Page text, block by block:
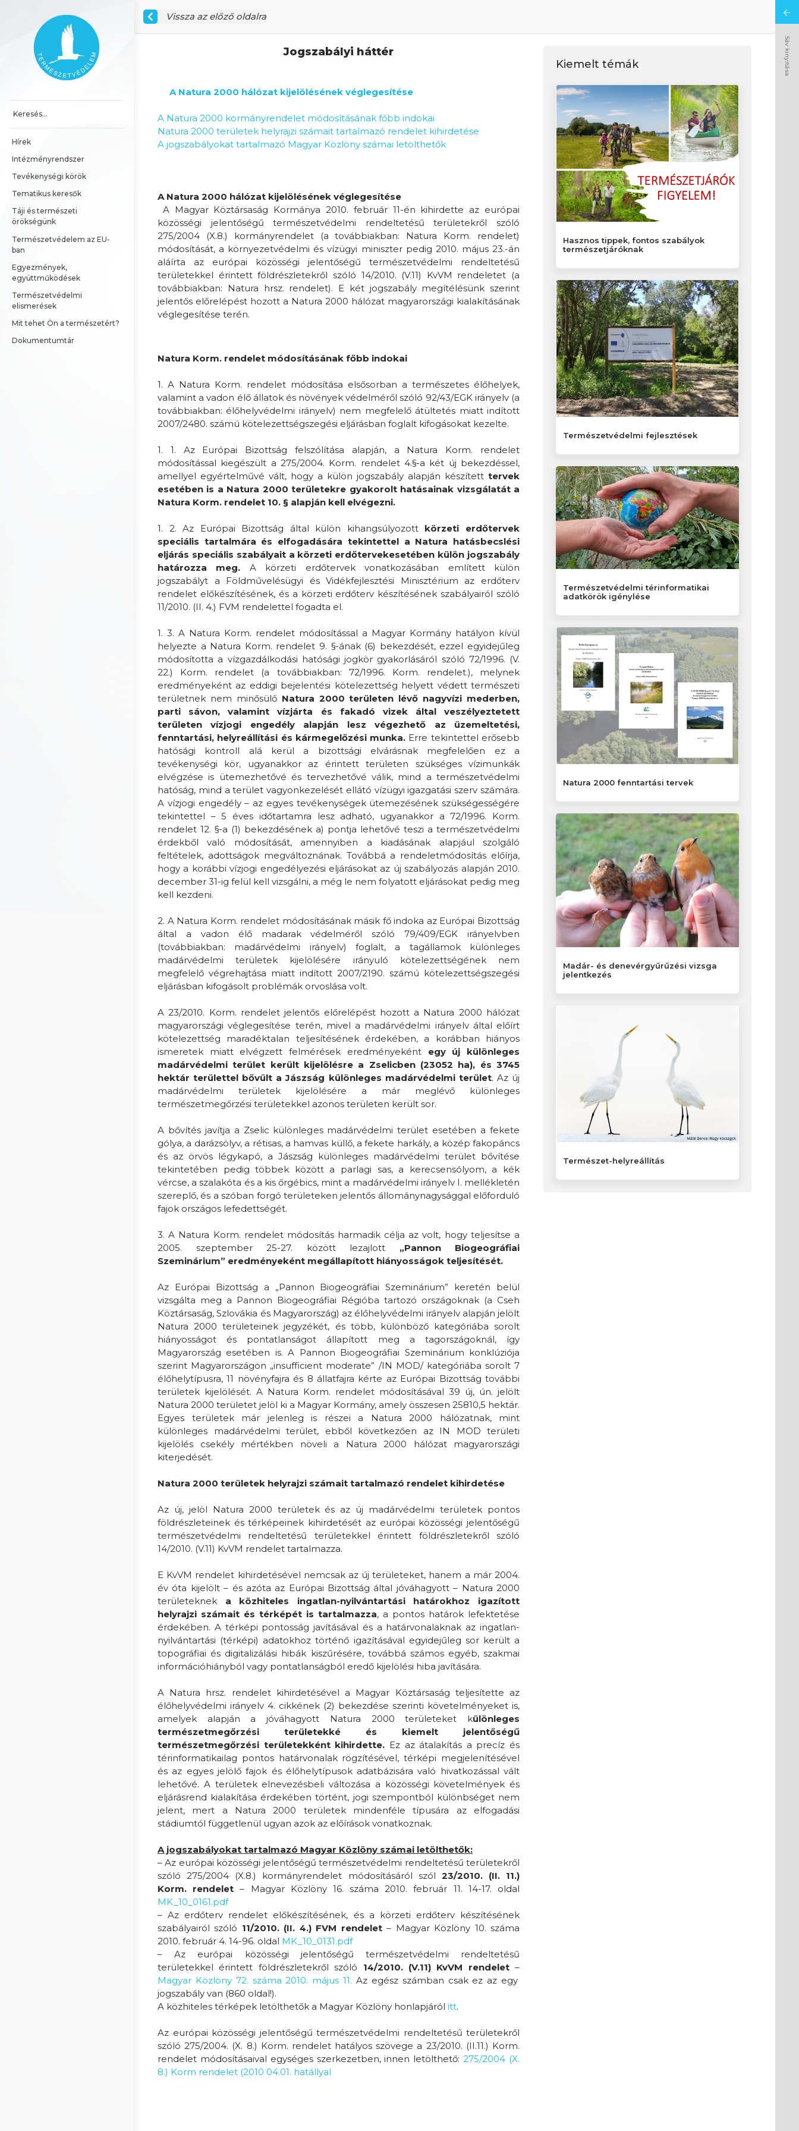
Főoldal
Hírek
Intézményrendszer
Tevékenységi körök
Tematikus keresők
Táji és természeti
örökségünk
Természetvédelem az EU-
ban
Egyezmények,
együttműködések
Természetvédelmi
elismerések
Mit tehet Ön a természetért?
Dokumentumtár
Vissza az előző oldalra
Jogszabályi háttér
A Natura 2000 hálózat kijelölésének véglegesítése
A Natura 2000 kormányrendelet módosításának főbb indokai
Natura 2000 területek helyrajzi számait tartalmazó rendelet kihirdetése
A jogszabályokat tartalmazó Magyar Közlöny számai letölthetők
A Natura 2000 hálózat kijelölésének véglegesítése
A Magyar Köztársaság Kormánya 2010. február 11-én kihirdette az európai
közösségi jelentőségű természetvédelmi rendeltetésű területekről szóló
275/2004 (X.8.) kormányrendelet (a továbbiakban: Natura Korm. rendelet)
módosítását, a környezetvédelmi és vízügyi miniszter pedig 2010. május 23.-án
aláírta az európai közösségi jelentőségű természetvédelmi rendeltetésű
területekkel érintett földrészletekről szóló 14/2010. (V.11) KvVM rendeletet (a
továbbiakban: Natura hrsz. rendelet). E két jogszabály megítélésünk szerint
jelentős előrelépést hozott a Natura 2000 hálózat magyarországi kialakításának
véglegesítése terén.
Natura Korm. rendelet módosításának főbb indokai
1. A Natura Korm. rendelet módosítása elsősorban a természetes élőhelyek,
valamint a vadon élő állatok és növények védelméről szóló 92/43/EGK irányelv (a
továbbiakban: élőhelyvédelmi irányelv) nem megfelelő átültetés miatt indított
2007/2480. számú kötelezettségszegési eljárásban foglalt kifogásokat kezelte.
1. 1. Az Európai Bizottság felszólítása alapján, a Natura Korm. rendelet
módosítással kiegészült a 275/2004. Korm. rendelet 4.§-a két új bekezdéssel,
amellyel egyértelművé vált, hogy a külön jogszabály alapján készített tervek
esetében is a Natura 2000 területekre gyakorolt hatásainak vizsgálatát a
Natura Korm. rendelet 10. § alapján kell elvégezni.
1. 2. Az Európai Bizottság által külön kihangsúlyozott körzeti erdőtervek
speciális tartalmára és elfogadására tekintettel a Natura hatásbecslési
eljárás speciális szabályait a körzeti erdőtervekesetében külön jogszabály
határozza meg. A körzeti erdőtervek vonatkozásában említett külön
jogszabályt a Földművelésügyi és Vidékfejlesztési Minisztérium az erdőterv
rendelet előkészítésének, és a körzeti erdőterv készítésének szabályairól szóló
11/2010. (II. 4.) FVM rendelettel fogadta el.
1. 3. A Natura Korm. rendelet módosítással a Magyar Kormány hatályon kívül
helyezte a Natura Korm. rendelet 9. §-ának (6) bekezdését, ezzel egyidejűleg
módosította a vízgazdálkodási hatósági jogkör gyakorlásáról szóló 72/1996. (V.
22.) Korm. rendelet (a továbbiakban: 72/1996. Korm. rendelet.), melynek
eredményeként az eddigi bejelentési kötelezettség helyett védett természeti
területnek nem minősülő Natura 2000 területen lévő nagyvízi mederben,
parti sávon, valamint vízjárta és fakadó vizek által veszélyeztetett
területen vízjogi engedély alapján lesz végezhető az üzemeltetési,
fenntartási, helyreállítási és kármegelőzési munka. Erre tekintettel erősebb
hatósági kontroll alá kerül a bizottsági elvárásnak megfelelően ez a
tevékenységi kör, ugyanakkor az érintett területen szükséges vízimunkák
elvégzése is ütemezhetővé és tervezhetővé válik, mind a természetvédelmi
hatóság, mind a terület vagyonkezelését ellátó vízügyi igazgatási szerv számára.
A vízjogi engedély – az egyes tevékenységek ütemezésének szükségességére
tekintettel – 5 éves időtartamra lesz adható, ugyanakkor a 72/1996. Korm.
rendelet 12. §-a (1) bekezdésének a) pontja lehetővé teszi a természetvédelmi
érdekből való módosítását, amennyiben a kiadásának alapjául szolgáló
feltételek, adottságok megváltoznának. Továbbá a rendeletmódosítás előírja,
hogy a korábbi vízjogi engedélyezési eljárásokat az új szabályozás alapján 2010.
december 31-ig felül kell vizsgálni, a még le nem folyatott eljárásokat pedig meg
kell kezdeni.
2. A Natura Korm. rendelet módosításának másik fő indoka az Európai Bizottság
által a vadon élő madarak védelméről szóló 79/409/EGK irányelvben
(továbbiakban: madárvédelmi irányelv) foglalt, a tagállamok különleges
madárvédelmi területek kijelölésére irányuló kötelezettségének nem
megfelelő végrehajtása miatt indított 2007/2190. számú kötelezettségszegési
eljárásban kifogásolt problémák orvoslása volt.
A 23/2010. Korm. rendelet jelentős előrelépést hozott a Natura 2000 hálózat
magyarországi véglegesítése terén, mivel a madárvédelmi irányelv által előírt
kötelezettség maradéktalan teljesítésének érdekében, a korábban hiányos
ismeretek miatt elvégzett felmérések eredményeként egy új különleges
madárvédelmi terület került kijelölésre a Zselicben (23052 ha), és 3745
hektár területtel bővült a Jászság különleges madárvédelmi terület. Az új
madárvédelmi területek kijelölésére a már meglévő különleges
természetmegőrzési területekkel azonos területen került sor.
A bővítés javítja a Zselic különleges madárvédelmi terület esetében a fekete
gólya, a darázsölyv, a rétisas, a hamvas küllő, a fekete harkály, a közép fakopáncs
és az örvös légykapó, a Jászság különleges madárvédelmi terület bővítése
tekintetében pedig többek között a parlagi sas, a kerecsensólyom, a kék
vércse, a szalakóta és a kis őrgébics, mint a madárvédelmi irányelv I. mellékletén
szereplő, és a szóban forgó területeken jelentős állománynagysággal előforduló
fajok országos lefedettségét.
3. A Natura Korm. rendelet módosítás harmadik célja az volt, hogy teljesítse a
2005. szeptember 25-27. között lezajlott „Pannon Biogeográfiai
Szeminárium” eredményeként megállapított hiányosságok teljesítését.
Az Európai Bizottság a „Pannon Biogeográfiai Szeminárium” keretén belül
vizsgálta meg a Pannon Biogeográfiai Régióba tartozó országoknak (a Cseh
Köztársaság, Szlovákia és Magyarország) az élőhelyvédelmi irányelv alapján jelölt
Natura 2000 területeinek jegyzékét, és több, különböző kategóriába sorolt
hiányosságot és pontatlanságot állapított meg a tagországoknál, így
Magyarország esetében is. A Pannon Biogeográfiai Szeminárium konklúziója
szerint Magyarországon „insufficient moderate” /IN MOD/ kategóriába sorolt 7
élőhelytípusra, 11 növényfajra és 8 állatfajra kérte az Európai Bizottság további
területek kijelölését. A Natura Korm. rendelet módosításával 39 új, ún. jelölt
Natura 2000 területet jelöl ki a Magyar Kormány, amely összesen 25810,5 hektár.
Egyes területek már jelenleg is részei a Natura 2000 hálózatnak, mint
különleges madárvédelmi terület, ebből következően az IN MOD területi
kijelölés csekély mértékben növeli a Natura 2000 hálózat magyarországi
kiterjedését.
Natura 2000 területek helyrajzi számait tartalmazó rendelet kihirdetése
Az új, jelöl Natura 2000 területek és az új madárvédelmi területek pontos
földrészleteinek és térképeinek kihirdetését az európai közösségi jelentőségű
természetvédelmi rendeltetésű területekkel érintett földrészletekről szóló
14/2010. (V.11) KvVM rendelet tartalmazza.
E KvVM rendelet kihirdetésével nemcsak az új területeket, hanem a már 2004.
év óta kijelölt – és azóta az Európai Bizottság által jóváhagyott – Natura 2000
területeknek a közhiteles ingatlan-nyilvántartási határokhoz igazított
helyrajzi számait és térképét is tartalmazza, a pontos határok lefektetése
érdekében. A térképi pontosság javításával és a határvonalaknak az ingatlan-
nyilvántartási (térképi) adatokhoz történő igazításával egyidejűleg sor került a
topográfiai és digitalizálási hibák kiszűrésére, továbbá számos egyéb, szakmai
információhiányból vagy pontatlanságból eredő kijelölési hiba javítására.
A Natura hrsz. rendelet kihirdetésével a Magyar Köztársaság teljesítette az
élőhelyvédelmi irányelv 4. cikkének (2) bekezdése szerinti követelményeket is,
amelyek alapján a jóváhagyott Natura 2000 területeket különleges
természetmegőrzési területekké és kiemelt jelentőségű
természetmegőrzési területekként kihirdette. Ez az átalakítás a precíz és
térinformatikailag pontos határvonalak rögzítésével, térképi megjelenítésével
és az egyes jelölő fajok és élőhelytípusok adatbázisára való hivatkozással vált
lehetővé. A területek elnevezésbeli változása a közösségi követelmények és
eljárásrend kialakítása érdekében történt, jogi szempontból különbséget nem
jelent, mert a Natura 2000 területek mindenféle típusára az elfogadási
stádiumtól függetlenül ugyan azok az előírások vonatkoznak.
A jogszabályokat tartalmazó Magyar Közlöny számai letölthetők:
– Az európai közösségi jelentőségű természetvédelmi rendeltetésű területekről
szóló 275/2004 (X.8.) kormányrendelet módosításáról szól 23/2010. (II. 11.)
Korm. rendelet – Magyar Közlöny 16. száma 2010. február 11. 14-17. oldal
MK_10_0161.pdf
– Az erdőterv rendelet előkészítésének, és a körzeti erdőterv készítésének
szabályairól szóló 11/2010. (II. 4.) FVM rendelet– Magyar Közlöny 10. száma
2010. február 4. 14-96. oldal MK_10_0131.pdf
– Az európai közösségi jelentőségű természetvédelmi rendeltetésű
területekkel érintett földrészletekről szóló 14/2010. (V.11) KvVM rendelet–
Magyar Közlöny 72. száma 2010. május 11. Az egész számban csak ez az egy
jogszabály van (860 oldal!).
A közhiteles térképek letölthetők a Magyar Közlöny honlapjáról itt.
Az európai közösségi jelentőségű természetvédelmi rendeltetésű területekről
szóló 275/2004. (X. 8.) Korm. rendelet hatályos szövege a 23/2010. (II.11.) Korm.
rendelet módosításaival egységes szerkezetben, innen letölthető:275/2004 (X.
8.) Korm rendelet (2010 04.01. hatállyal
Kiemelt témák
Hasznos tippek, fontos szabályok
természetjáróknak
Természetvédelmi fejlesztések
Természetvédelmi térinformatikai
adatkörök igénylése
Natura 2000 fenntartási tervek
Madár- és denevérgyűrűzési vizsga
jelentkezés
Természet-helyreállítás
Sáv kinyitása